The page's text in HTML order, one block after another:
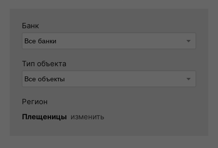
Банк
Тип объекта
Регион
Плещеницы изменить